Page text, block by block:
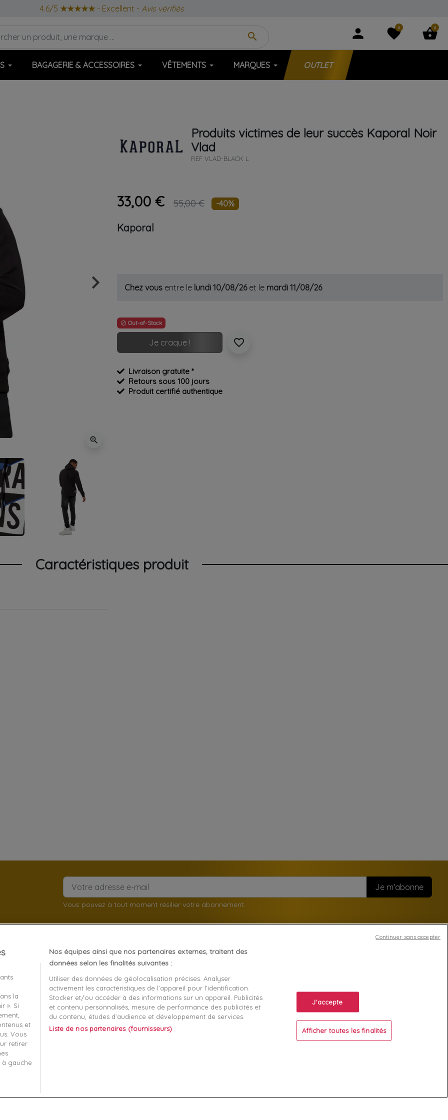
4.6/5 ★★★★★ - Excellent - Avis vérifiés
search person favorite
0 shopping_basket
0
BAGAGERIE & ACCESSOIRES VÊTEMENTS MARQUES OUTLET
Suivant
keyboard_arrow_right
zoom_in
Produits victimes de leur succès Kaporal Noir
Vlad
REF VLAD-BLACK L
33,00 € 55,00 € -40%
Kaporal
Chez vous entre le lundi 10/08/26et le mardi 11/08/26
 Out-of-Stock
Je craque ! favorite_border
Livraison gratuite *
Retours sous 100 jours
Produit certifié authentique
Caractéristiques produit
Vous pouvez à tout moment résilier votre abonnement.
remboursement
commande
À propos
Mentions légales
Conditions générales de vente
Qui sommes nous?
Informatique et liberté
Connexion
Créez votre compte
la
». Si
et
Vous
retirer
à gauche
Nos équipes ainsi que nos partenaires externes, traitent des
données selon les finalités suivantes :
Utiliser des données de géolocalisation précises. Analyser
activement les caractéristiques de l’appareil pour l’identification.
Stocker et/ou accéder à des informations sur un appareil. Publicités
et contenu personnalisés, mesure de performance des publicités et
du contenu, études d’audience et développement de services.
Liste de nos partenaires (fournisseurs)
J'accepte
Afficher toutes les finalités
Continuer sans accepter